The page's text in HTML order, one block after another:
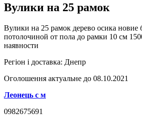
Вулики на 25 рамок
Вулики на 25 рамок дерево осика новие
потолочиной от пола до рамки 10 см
наявности
Регіон і доставка: Днепр
Оголошення актуальне до 08.10.2021
Леонець с м
0982675691